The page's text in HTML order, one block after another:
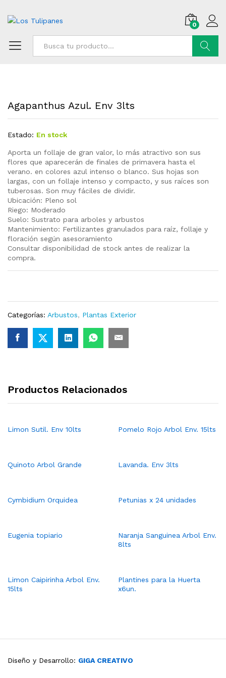
0
Agapanthus Azul. Env 3lts
Estado: En stock
Aporta un follaje de gran valor, lo más atractivo son sus
flores que aparecerán de finales de primavera hasta el
verano. en colores azul intenso o blanco. Sus hojas son
largas, con un follaje intenso y compacto, y sus raíces son
tuberosas. Son muy fáciles de dividir.
Ubicación: Pleno sol
Riego: Moderado
Suelo: Sustrato para arboles y arbustos
Mantenimiento: Fertilizantes granulados para raíz, follaje y
floración según asesoramiento
Consultar disponibilidad de stock antes de realizar la
compra.
Categorías: Arbustos, Plantas Exterior
Productos Relacionados
Limon Sutil. Env 10lts Pomelo Rojo Arbol Env. 15lts
Quinoto Arbol Grande Lavanda. Env 3lts
Cymbidium Orquidea Petunias x 24 unidades
Eugenia topiario
Naranja Sanguinea Arbol Env.
8lts
Limon Caipirinha Arbol Env.
15lts
Plantines para la Huerta
x6un.
Diseño y Desarrollo: GIGA CREATIVO